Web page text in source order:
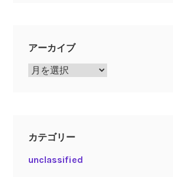
アーカイブ
ア
カテゴリー
unclassified